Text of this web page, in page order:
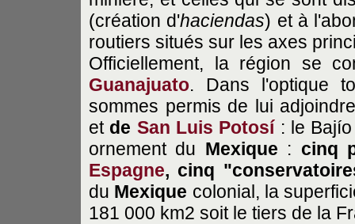
(création d'haciendas) et à
routiers situés sur les axes
Officiellement, la région se
Guanajuato. Dans l'optique
sommes permis de lui
et de San Luis Potosí: le
ornement du Mexique : cinq
Espagne, cinq
du Mexique colonial, la
181 000 km2 soit le tiers de la